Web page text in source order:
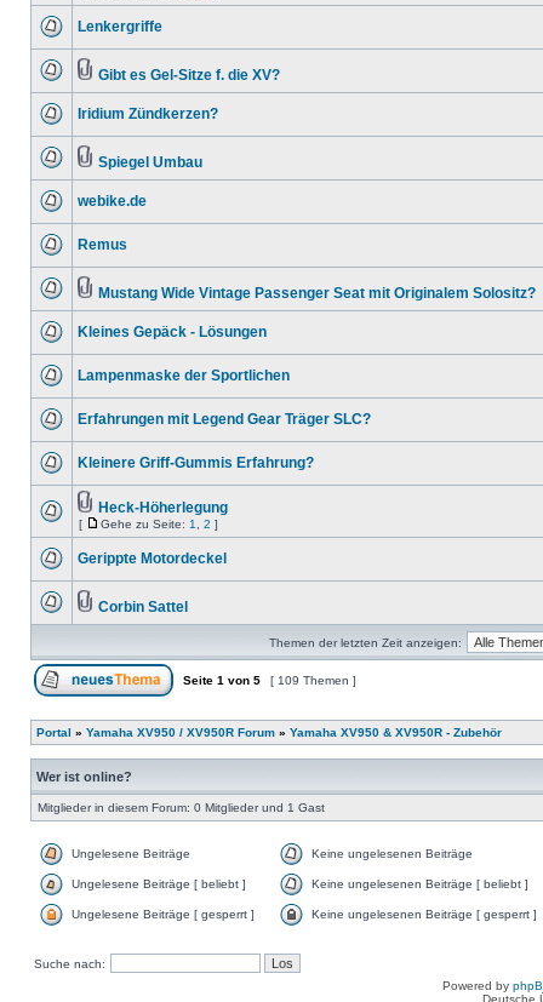
Lenkergriffe
Gibt es Gel-Sitze f. die XV?
Iridium Zündkerzen?
Spiegel Umbau
webike.de
Remus
Mustang Wide Vintage Passenger Seat mit Originalem Solositz?
Kleines Gepäck - Lösungen
Lampenmaske der Sportlichen
Erfahrungen mit Legend Gear Träger SLC?
Kleinere Griff-Gummis Erfahrung?
Heck-Höherlegung
[ Gehe zu Seite: 1 2 ]
Gerippte Motordeckel
Corbin Sattel
Themen der letzten Zeit anzeigen:
Seite 1 von 5 [ 109 Themen ]
Portal » Yamaha XV950 / XV950R Forum » Yamaha XV950 & XV950R - Zubehör
Wer ist online?
Mitglieder in diesem Forum: 0 Mitglieder und 1 Gast
Ungelesene Beiträge Keine ungelesenen Beiträge
Ungelesene Beiträge [ beliebt ] Keine ungelesenen Beiträge [ beliebt ]
Ungelesene Beiträge [ gesperrt ] Keine ungelesenen Beiträge [ gesperrt ]
Suche nach:
Powered by
Deutsche